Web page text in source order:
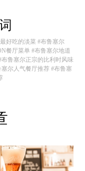
好吃的淡菜 #布鲁塞尔
餐厅菜单 #布鲁塞尔地道
布鲁塞尔正宗的比利时风味
塞尔人气餐厅推荐 #布鲁塞